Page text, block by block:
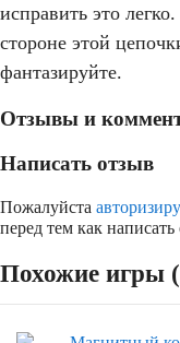
исправить это
стороне этой
фантазируйте.
Отзывы и
Написать отзыв
Пожалуйста
перед тем как написать
Похожие игры